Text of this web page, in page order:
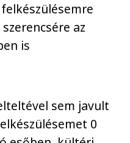
az
is
sem javult
0